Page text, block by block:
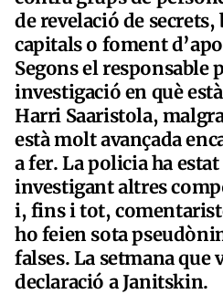
de revelació de
capitals o foment
Segons el responsable
investigació en què
Harri Saaristola,
està molt avançada
a fer. La policia ha
investigant altres
i, fins i tot,
ho feien sota
falses. La setmana que
declaració a Janitskin.